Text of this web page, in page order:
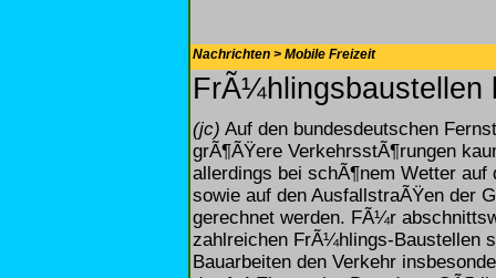
Nachrichten > Mobile Freizeit
FrÃ¼hlingsbaustellen
(jc) Auf den bundesdeutschen
grÃ¶ÃŸere VerkehrsstÃ¶rungen
allerdings bei schÃ¶nem Wetter auf
sowie auf den AusfallstraÃŸen der
gerechnet werden. FÃ¼r
zahlreichen FrÃ¼hlings-Baustellen
Bauarbeiten den Verkehr